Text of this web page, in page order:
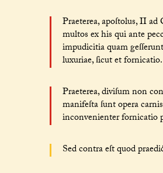
Praeterea, apoſtolus, II
multos ex his qui ante
impudicitia quam
luxuriae, ſicut et
Praeterea, diviſum non
manifeſta ſunt opera
inconvenienter fornicatio
Sed contra eſt quod